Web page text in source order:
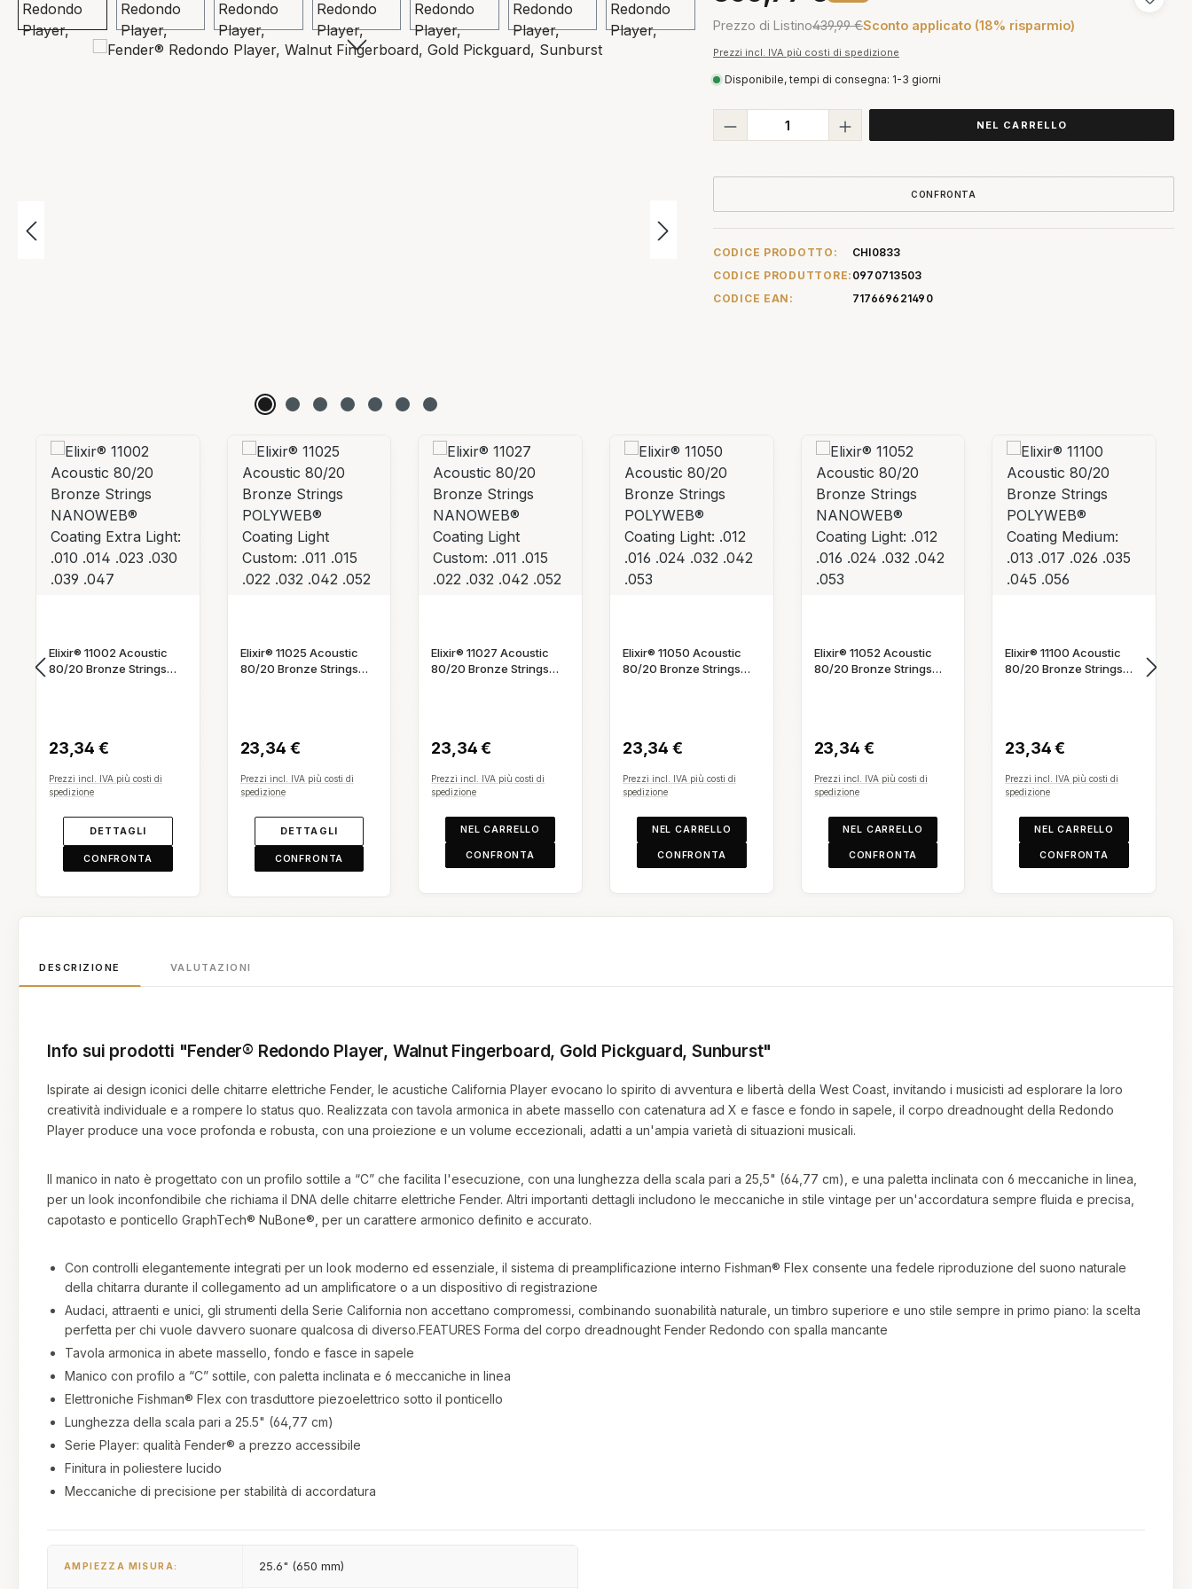
Prezzo di Listino439,99 €Sconto applicato (18% risparmio)
Prezzi incl. IVA più costi di spedizione
Disponibile, tempi di consegna: 1-3 giorni
Quantità del prodotto: inserisci la quantità
NEL CARRELLO
CONFRONTA
CODICE PRODOTTO:
CHI0833
CODICE PRODUTTORE: 0970713503
CODICE EAN:
717669621490
Salta la galleria dei prodotti
Elixir® 11025 Acoustic
80/20 Bronze Strings
23,34 €
Prezzi incl. IVA più costi di
spedizione
DETTAGLI
CONFRONTA
Elixir® 11027 Acoustic
80/20 Bronze Strings
23,34 €
Prezzi incl. IVA più costi di
spedizione
NEL CARRELLO
CONFRONTA
Elixir® 11050 Acoustic
80/20 Bronze Strings
23,34 €
Prezzi incl. IVA più costi di
spedizione
NEL CARRELLO
CONFRONTA
Elixir® 11052 Acoustic
80/20 Bronze Strings
23,34 €
Prezzi incl. IVA più costi di
spedizione
NEL CARRELLO
CONFRONTA
Elixir® 11100 Acoustic
80/20 Bronze Strings
23,34 €
Prezzi incl. IVA più costi di
spedizione
NEL CARRELLO
CONFRONTA
Elixir® 16027 Acoustic
Phosphor Bronze
24,60 €
Prezzi incl. IVA più costi di
spedizione
NEL CARRELLO
CONFRONTA
DESCRIZIONE VALUTAZIONI
Info sui prodotti "Fender® Redondo Player, Walnut Fingerboard, Gold Pickguard, Sunburst"
Ispirate ai design iconici delle chitarre elettriche Fender, le acustiche California Player evocano lo spirito di avventura e libertà della West Coast, invitando i musicisti ad esplorare la loro
creatività individuale e a rompere lo status quo. Realizzata con tavola armonica in abete massello con catenatura ad X e fasce e fondo in sapele, il corpo dreadnought della Redondo
Player produce una voce profonda e robusta, con una proiezione e un volume eccezionali, adatti a un'ampia varietà di situazioni musicali.
Il manico in nato è progettato con un profilo sottile a “C” che facilita l'esecuzione, con una lunghezza della scala pari a 25,5" (64,77 cm), e una paletta inclinata con 6 meccaniche in linea,
per un look inconfondibile che richiama il DNA delle chitarre elettriche Fender. Altri importanti dettagli includono le meccaniche in stile vintage per un'accordatura sempre fluida e precisa,
capotasto e ponticello GraphTech® NuBone®, per un carattere armonico definito e accurato.
Con controlli elegantemente integrati per un look moderno ed essenziale, il sistema di preamplificazione interno Fishman® Flex consente una fedele riproduzione del suono naturale
della chitarra durante il collegamento ad un amplificatore o a un dispositivo di registrazione
Audaci, attraenti e unici, gli strumenti della Serie California non accettano compromessi, combinando suonabilità naturale, un timbro superiore e uno stile sempre in primo piano: la scelta
perfetta per chi vuole davvero suonare qualcosa di diverso.FEATURES Forma del corpo dreadnought Fender Redondo con spalla mancante
Tavola armonica in abete massello, fondo e fasce in sapele
Manico con profilo a “C” sottile, con paletta inclinata e 6 meccaniche in linea
Elettroniche Fishman® Flex con trasduttore piezoelettrico sotto il ponticello
Lunghezza della scala pari a 25.5" (64,77 cm)
Serie Player: qualità Fender® a prezzo accessibile
Finitura in poliestere lucido
Meccaniche di precisione per stabilità di accordatura
AMPIEZZA MISURA: 25.6" (650 mm)